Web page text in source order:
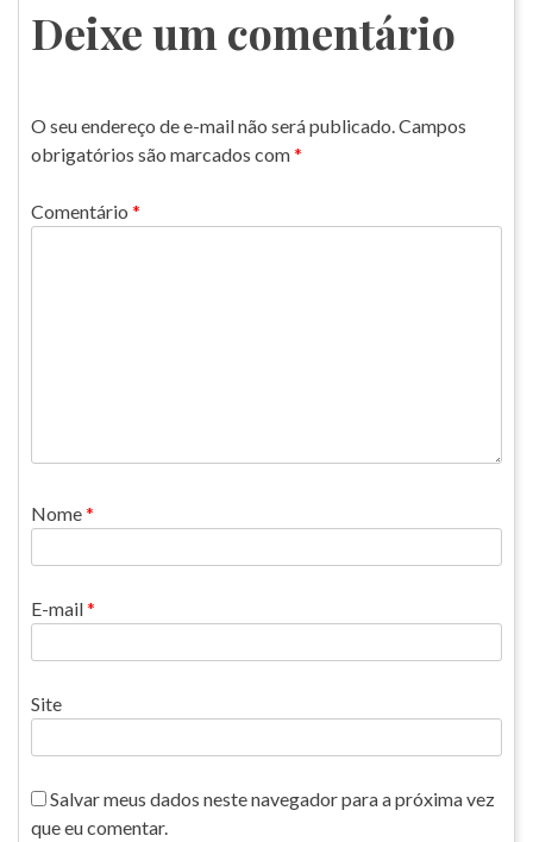
Post
Deixe um comentário
O seu endereço de e-mail não será publicado. Campos
obrigatórios são marcados com*
Comentário *
Nome*
E-mail*
Site
Salvar meus dados neste navegador para a próxima vez
que eu comentar.